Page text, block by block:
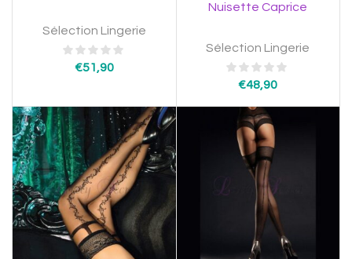
Sélection Lingerie
€51,90
Nuisette Caprice
Sélection Lingerie
€48,90